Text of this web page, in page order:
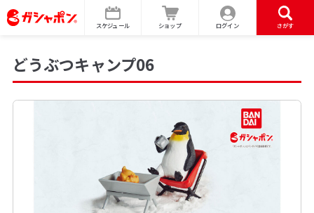
スケジュール ショップ ログイン さがす
どうぶつキャンプ06